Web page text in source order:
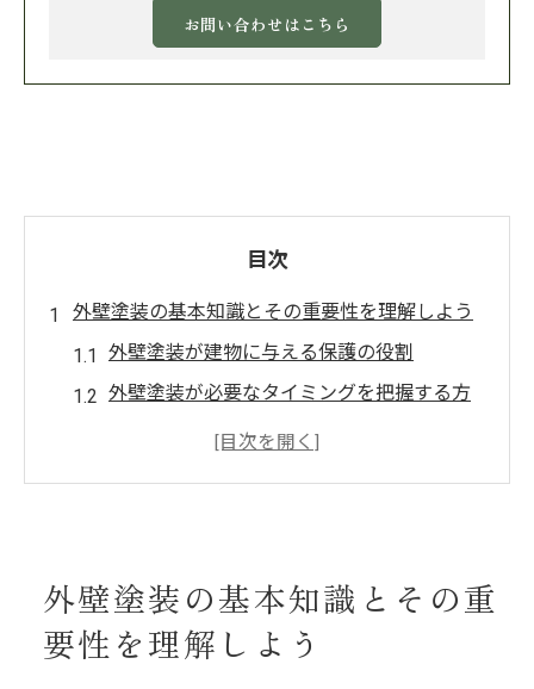
お問い合わせはこちら
目次
外壁塗装の基本知識とその重要性を理解しよう
外壁塗装が建物に与える保護の役割
外壁塗装が必要なタイミングを把握する方
外壁塗装が建物の寿命に与える影響
専門家に相談する前に確認すべきポイント
外壁塗装の耐久性を高めるための塗料選びのポ
外壁塗装の基本知識とその重
要性を理解しよう